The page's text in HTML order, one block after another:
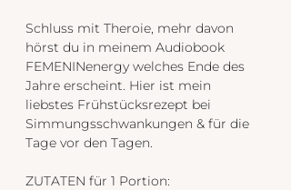
Schluss mit Theroie, mehr davon
hörst du in meinem Audiobook
FEMENINenergy welches Ende des
Jahre erscheint. Hier ist mein
liebstes Frühstücksrezept bei
Simmungsschwankungen & für die
Tage vor den Tagen.
ZUTATEN für 1 Portion: